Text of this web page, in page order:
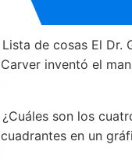
Lista de cosas El Dr.
Carver inventó el
¿Cuáles son los
cuadrantes en un